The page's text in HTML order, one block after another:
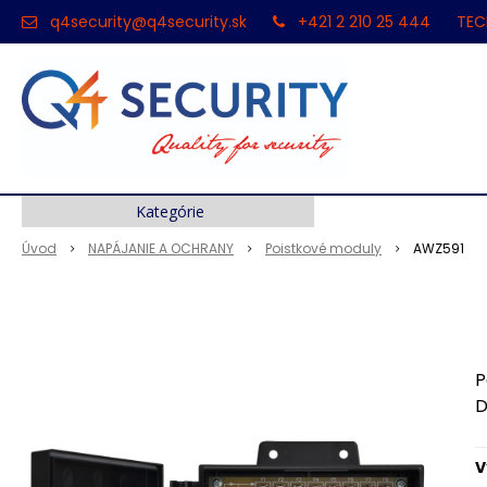
q4security@q4security.sk +421 2 210 25 444
Úvod NAPÁJANIE A OCHRANY Poistkové moduly AWZ591
Kategórie